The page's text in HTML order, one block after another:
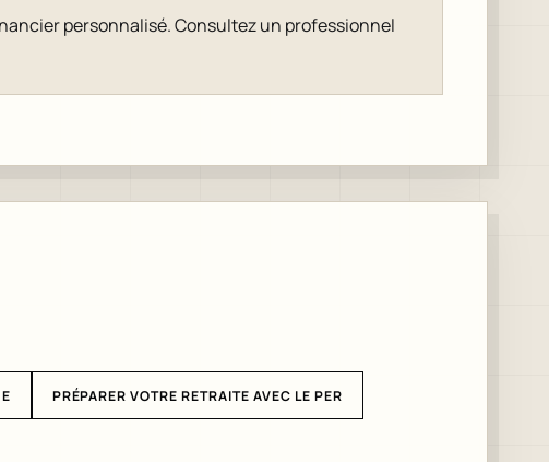
personnalisé. Consultez un professionnel
PRÉPARER VOTRE RETRAITE AVEC LE PER